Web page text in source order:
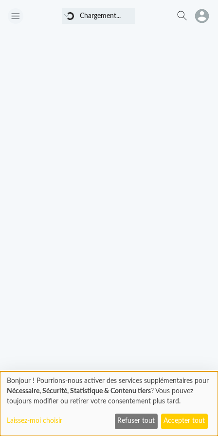
Chargement... Chargement...
Chargement
En cours...
Bonjour ! Pourrions-nous activer des services supplémentaires pour
Nécessaire, Sécurité, Statistique & Contenu tiers? Vous pouvez
toujours modifier ou retirer votre consentement plus tard.
Laissez-moi choisir Refuser tout Accepter tout